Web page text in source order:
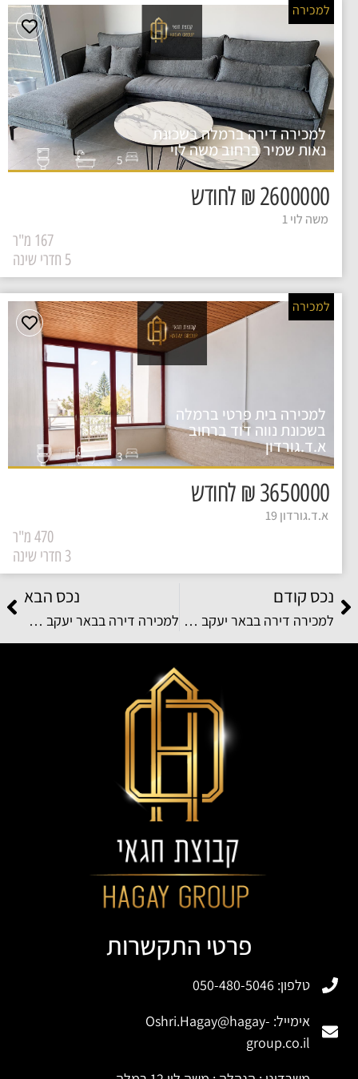
למכירה דירה ברמלה בשכונת
נאות שמיר ברחוב משה לוי 5
2600000 ₪ לחודש
משה לוי 1
למכירה
167 מ"ר
למכירה בית פרטי ברמלה
בשכונת נווה דוד ברחוב
א.ד.גורדון 3
3650000 ₪ לחודש
א.ד.גורדון 19
למכירה
470 מ"ר
נכס קודם
למכירה דירה בבאר יעקב בשכונת צמרות המושבה ברחוב יהלום
נכס הבא
למכירה דירה בבאר יעקב בשכונת אקליפטוס ברחוב עמק
פרטי התקשרות
טלפון: 050-480-5046
אימייל:Oshri.Hagay@hagay-
group.co.il